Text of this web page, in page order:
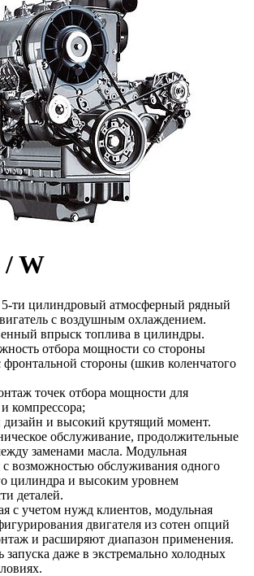
/ W
ти цилиндровый атмосферный рядный
с воздушным охлаждением.
впрыск топлива в цилиндры.
отбора мощности со стороны
фронтальной стороны (шкив коленчатого
точек отбора мощности для
компрессора;
и высокий крутящий момент.
обслуживание, продолжительные
заменами масла. Модульная
с возможностью обслуживания одного
цилиндра и высоким уровнем
деталей.
с учетом нужд клиентов, модульная
двигателя из сотен опций
и расширяют диапазон применения.
запуска даже в экстремально холодных